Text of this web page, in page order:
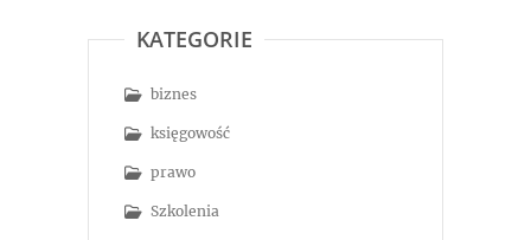
KATEGORIE
biznes
księgowość
prawo
Szkolenia